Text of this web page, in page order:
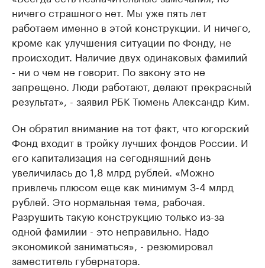
ничего страшного нет. Мы уже пять лет
работаем именно в этой конструкции. И ничего,
кроме как улучшения ситуации по Фонду, не
происходит. Наличие двух одинаковых фамилий
- ни о чем не говорит. По закону это не
запрещено. Люди работают, делают прекрасный
результат», - заявил РБК Тюмень Александр Ким.
Он обратил внимание на тот факт, что югорский
Фонд входит в тройку лучших фондов России. И
его капитализация на сегодняшний день
увеличилась до 1,8 млрд рублей. «Можно
привлечь плюсом еще как минимум 3-4 млрд
рублей. Это нормальная тема, рабочая.
Разрушить такую конструкцию только из-за
одной фамилии - это неправильно. Надо
экономикой заниматься», - резюмировал
заместитель губернатора.